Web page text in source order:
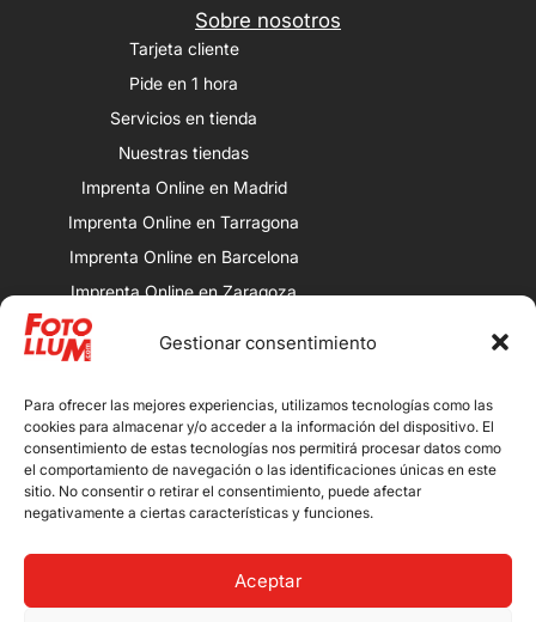
Gestionar consentimiento
Para ofrecer las mejores experiencias, utilizamos tecnologías como las
cookies para almacenar y/o acceder a la información del dispositivo. El
consentimiento de estas tecnologías nos permitirá procesar datos como
el comportamiento de navegación o las identificaciones únicas en este
sitio. No consentir o retirar el consentimiento, puede afectar
negativamente a ciertas características y funciones.
Aceptar
Sobre nosotros
Tarjeta cliente
Pide en 1 hora
Servicios en tienda
Nuestras tiendas
Imprenta Online en Madrid
Imprenta Online en Tarragona
Imprenta Online en Barcelona
Imprenta Online en Zaragoza
Imprenta Online en Valencia
Porqueras: Av. Alcalde Porqueres, 32,
25008 Lleida.
Magdalena: Calle Magdalena, 13,
25007 Lleida.
Lleida.
Mollerussa: Calle de Arbeca 2, 25230